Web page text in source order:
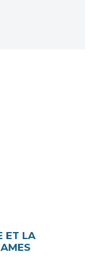
ET LA